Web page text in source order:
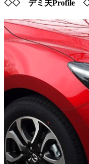
◇◇ デミ夫Profile